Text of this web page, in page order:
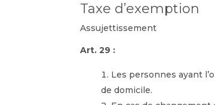
Taxe d’exemption
Assujettissement
Art. 29 :
Les personnes ayant
de domicile.